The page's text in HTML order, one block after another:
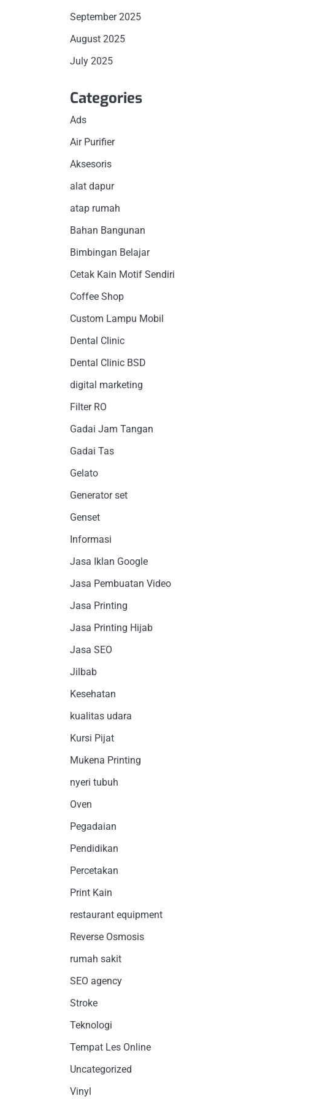
September 2025
August 2025
July 2025
Categories
Ads
Air Purifier
Aksesoris
alat dapur
atap rumah
Bahan Bangunan
Bimbingan Belajar
Cetak Kain Motif Sendiri
Coffee Shop
Custom Lampu Mobil
Dental Clinic
Dental Clinic BSD
digital marketing
Filter RO
Gadai Jam Tangan
Gadai Tas
Gelato
Generator set
Genset
Informasi
Jasa Iklan Google
Jasa Pembuatan Video
Jasa Printing
Jasa Printing Hijab
Jasa SEO
Jilbab
Kesehatan
kualitas udara
Kursi Pijat
Mukena Printing
nyeri tubuh
Oven
Pegadaian
Pendidikan
Percetakan
Print Kain
restaurant equipment
Reverse Osmosis
rumah sakit
SEO agency
Stroke
Teknologi
Tempat Les Online
Uncategorized
Vinyl